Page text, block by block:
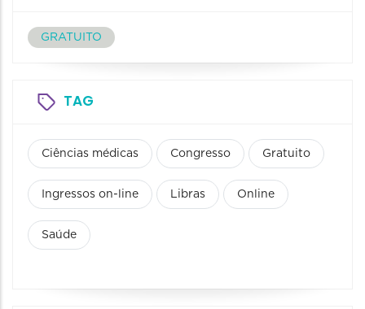
GRATUITO
TAG
Ciências médicas Congresso Gratuito
Ingressos on-line Libras Online
Saúde